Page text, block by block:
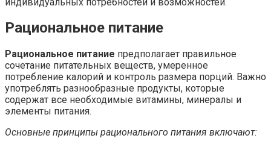
Рациональное питание
Рациональное питание предполагает правильное
сочетание питательных веществ, умеренное
потребление калорий и контроль размера порций. Важно
употреблять разнообразные продукты, которые
содержат все необходимые витамины, минералы и
элементы питания.
Основные принципы рационального питания включают: